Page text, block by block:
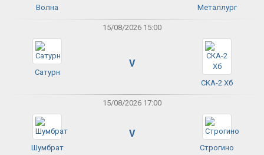
Волна Металлург
15/08/2026 15:00
Сатурн
V
СКА-2 Хб
15/08/2026 17:00
Шумбрат
V
Строгино